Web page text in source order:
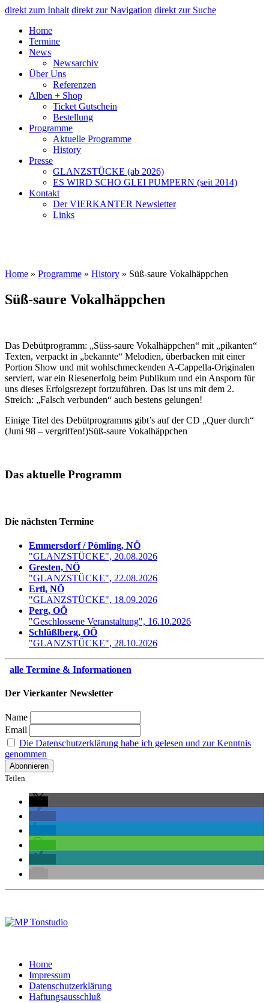
direkt zum Inhalt direkt zur Navigation direkt zur Suche
Home
Termine
News
Newsarchiv
Über Uns
Referenzen
Alben + Shop
Ticket Gutschein
Bestellung
Programme
Aktuelle Programme
History
Presse
GLANZSTÜCKE (ab 2026)
ES WIRD SCHO GLEI PUMPERN (seit 2014)
Kontakt
Der VIERKANTER Newsletter
Links
Home » Programme » History » Süß-saure Vokalhäppchen
Süß-saure Vokalhäppchen
Das Debütprogramm: „Süss-saure Vokalhäppchen“ mit „pikanten“
Texten, verpackt in „bekannte“ Melodien, überbacken mit einer
Portion Show und mit wohlschmeckenden A-Cappella-Originalen
serviert, war ein Riesenerfolg beim Publikum und ein Ansporn für
uns dieses Erfolgsrezept fortzuführen. Das ist uns mit dem 2.
Streich: „Falsch verbunden“ auch bestens gelungen!
Einige Titel des Debütprogramms gibt’s auf der CD „Quer durch“
(Juni 98 – vergriffen!)Süß-saure Vokalhäppchen
Das aktuelle Programm
Die nächsten Termine
Emmersdorf / Pömling, NÖ
"GLANZSTÜCKE", 20.08.2026
Gresten, NÖ
"GLANZSTÜCKE", 22.08.2026
Ertl, NÖ
"GLANZSTÜCKE", 18.09.2026
Perg, OÖ
"Geschlossene Veranstaltung", 16.10.2026
Schlüßlberg, OÖ
"GLANZSTÜCKE", 28.10.2026
alle Termine & Informationen
Der Vierkanter Newsletter
Name
Email
Die Datenschutzerklärung habe ich gelesen und zur Kenntnis
genommen
Teilen
Home
Impressum
Datenschutzerklärung
Haftungsausschluß